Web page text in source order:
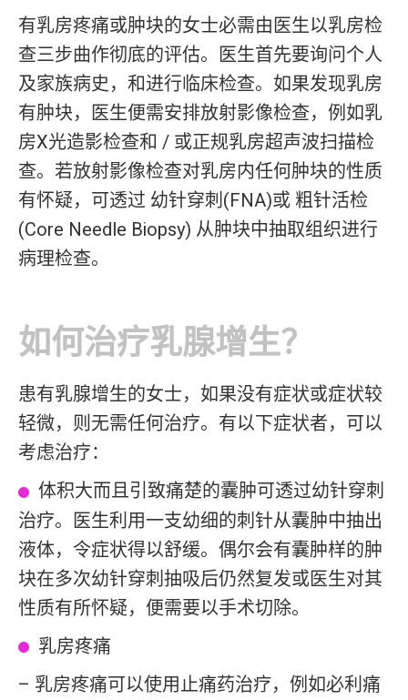
有乳房疼痛或肿块的女士必需由医生以乳房检
查三步曲作彻底的评估。医生首先要询问个人
及家族病史，和进行临床检查。如果发现乳房
有肿块，医生便需安排放射影像检查，例如乳
房X光造影检查和 / 或正规乳房超声波扫描检
查。若放射影像检查对乳房内任何肿块的性质
有怀疑，可透过 幼针穿刺(FNA)或 粗针活检
(Core Needle Biopsy) 从肿块中抽取组织进行
病理检查。
如何治疗乳腺增生？
患有乳腺增生的女士，如果没有症状或症状较
轻微，则无需任何治疗。有以下症状者，可以
考虑治疗：
体积大而且引致痛楚的囊肿可透过幼针穿刺
治疗。医生利用一支幼细的刺针从囊肿中抽出
液体，令症状得以舒缓。偶尔会有囊肿样的肿
块在多次幼针穿刺抽吸后仍然复发或医生对其
性质有所怀疑，便需要以手术切除。
乳房疼痛
– 乳房疼痛可以使用止痛药治疗，例如必利痛